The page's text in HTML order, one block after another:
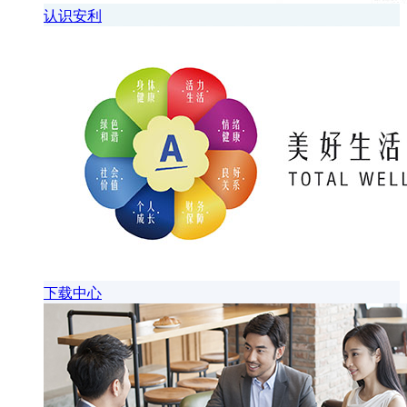
认识安利
下载中心